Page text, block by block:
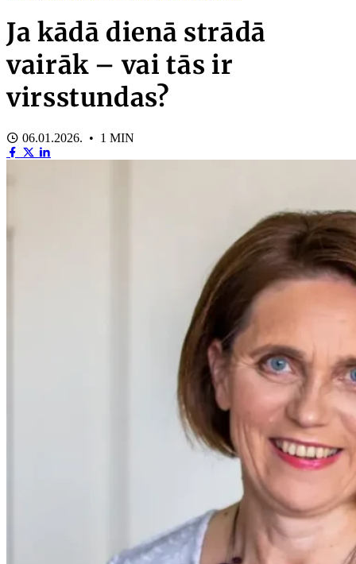
Ja kādā dienā strādā
vairāk – vai tās ir
virsstundas?
06.01.2026. • 1 MIN